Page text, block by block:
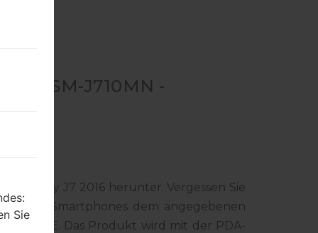
SM-J710MN -
Galaxy J7 2016 herunter. Vergessen Sie
Ihres Smartphones dem angegebenen
CHILE. Das Produkt wird mit der PDA-
Sie